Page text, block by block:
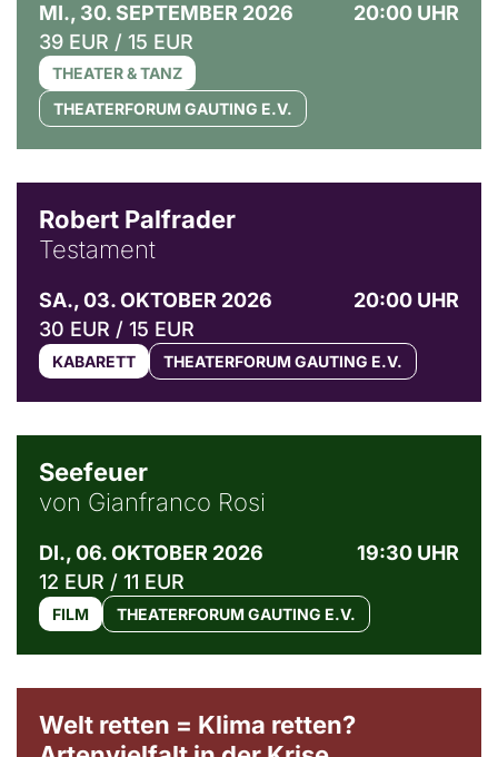
MI., 30. SEPTEMBER 2026
20:00 UHR
39 EUR / 15 EUR
THEATER & TANZ
THEATERFORUM GAUTING E.V.
Robert Palfrader
Testament
SA., 03. OKTOBER 2026
20:00 UHR
30 EUR / 15 EUR
KABARETT THEATERFORUM GAUTING E.V.
Seefeuer
von Gianfranco Rosi
DI., 06. OKTOBER 2026
19:30 UHR
12 EUR / 11 EUR
FILM THEATERFORUM GAUTING E.V.
Welt retten = Klima retten?